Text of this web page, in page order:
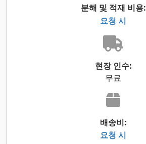
분해 및 적재 비용:
요청 시
현장 인수:
무료
배송비:
요청 시